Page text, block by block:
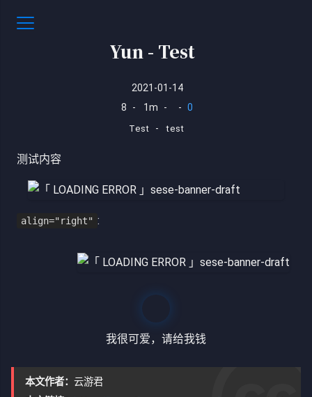
Yun - Test
2021-01-14
8
- 1m - - 0
Test - test
测试内容
align="right" :
我很可爱，请给我钱
本文作者： 云游君